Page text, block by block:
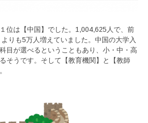
位は【中国】でした。1,004,625人で、前
りも5万人増えていました。中国の大学入
目が選べるということもあり、小・中・高
そうです。そして【教育機関】と【教師